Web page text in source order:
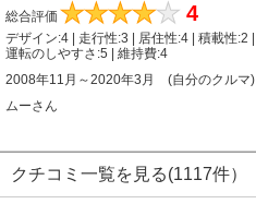
総合評価 ★★★★★ 4
デザイン:4 | 走行性:3 | 居住性:4 | 積載性:2 |
運転のしやすさ:5 | 維持費:4
2008年11月～2020年3月 (自分のクルマ)
ムーさん
クチコミ一覧を見る(1117件）